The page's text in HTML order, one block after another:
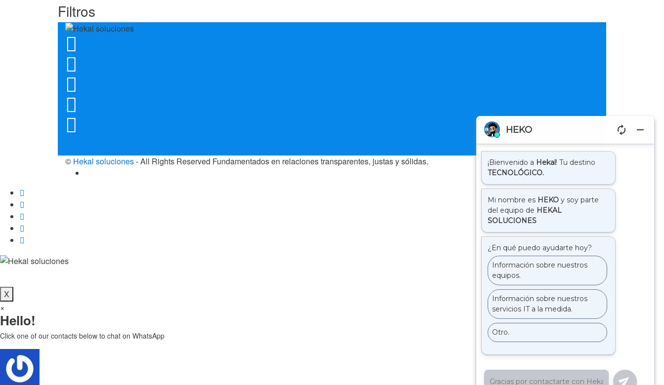
Filtros
© Hekal soluciones- All Rights Reserved Fundamentados en relaciones transparentes, justas y sólidas.
X
×
Hello!
Click one of our contacts below to chat on WhatsApp